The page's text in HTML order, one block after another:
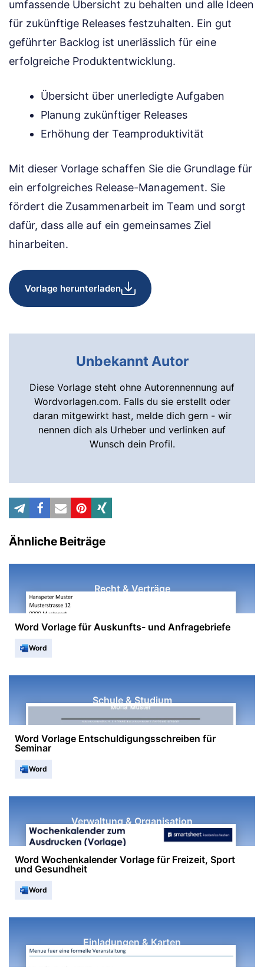
umfassende Übersicht zu behalten und alle Ideen
für zukünftige Releases festzuhalten. Ein gut
geführter Backlog ist unerlässlich für eine
erfolgreiche Produktentwicklung.
Übersicht über unerledigte Aufgaben
Planung zukünftiger Releases
Erhöhung der Teamproduktivität
Mit dieser Vorlage schaffen Sie die Grundlage für
ein erfolgreiches Release-Management. Sie
fördert die Zusammenarbeit im Team und sorgt
dafür, dass alle auf ein gemeinsames Ziel
hinarbeiten.
Vorlage herunterladen
Unbekannt Autor
Diese Vorlage steht ohne Autorennennung auf
Wordvorlagen.com. Falls du sie erstellt oder
daran mitgewirkt hast, melde dich gern - wir
nennen dich als Urheber und verlinken auf
Wunsch dein Profil.
Ähnliche Beiträge
Recht & Verträge
Word Vorlage für Auskunfts- und Anfragebriefe
Word
Schule & Studium
Word Vorlage Entschuldigungsschreiben für
Seminar
Word
Verwaltung & Organisation
Word Wochenkalender Vorlage für Freizeit, Sport
und Gesundheit
Word
Einladungen & Karten